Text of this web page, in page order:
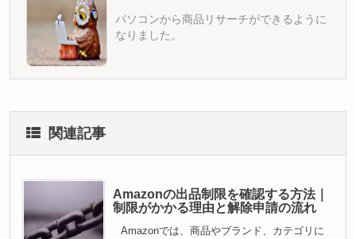
パソコンから商品リサーチができるように
なりました。
関連記事
Amazonの出品制限を確認する方法｜
制限がかかる理由と解除申請の流れ
Amazonでは、商品やブランド、カテゴリに